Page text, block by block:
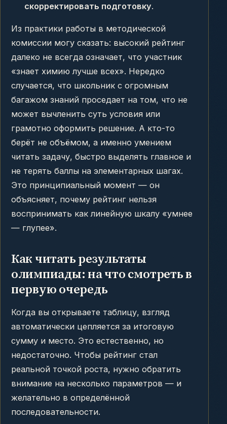
скорректировать подготовку.
Из практики работы в методической
комиссии могу сказать: высокий рейтинг
далеко не всегда означает, что участник
«знает химию лучше всех». Нередко
случается, что школьник с огромным
багажом знаний проседает на том, что не
может вычленить суть условия или
грамотно оформить решение. А кто-то
берёт не объёмом, а именно умением
читать задачу, быстро выделять главное и
не терять баллы на элементарных шагах.
Это принципиальный момент — он
объясняет, почему рейтинг нельзя
воспринимать как линейную шкалу «умнее
— глупее».
Как читать результаты
олимпиады: на что смотреть в
первую очередь
Когда вы открываете таблицу, взгляд
автоматически цепляется за итоговую
сумму и место. Это естественно, но
недостаточно. Чтобы рейтинг стал
реальной точкой роста, нужно обратить
внимание на несколько параметров — и
желательно в определённой
последовательности.